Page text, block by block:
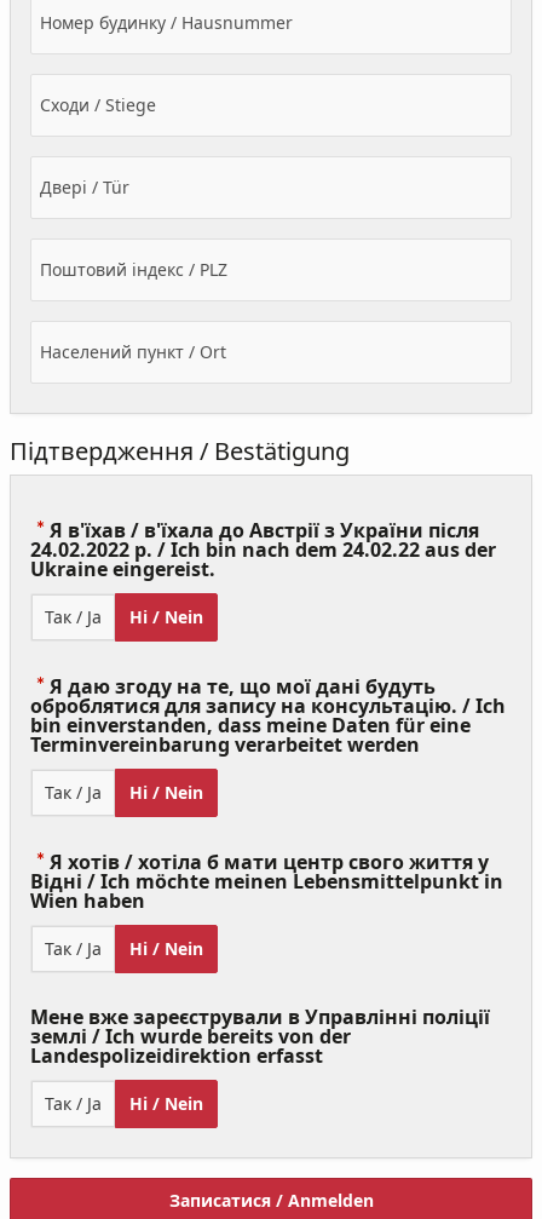
Номер будинку / Hausnummer
Сходи / Stiege
Двері / Tür
Поштовий індекс / PLZ
Населений пункт / Ort
Підтвердження / Bestätigung
Я в'їхав / в'їхала до Австрії з України після
24.02.2022 р. / Ich bin nach dem 24.02.22 aus der
Ukraine eingereist.
Required)
Так / Ja Ні / Nein
Я даю згоду на те, що мої дані будуть
оброблятися для запису на консультацію. / Ich
bin einverstanden, dass meine Daten für eine
Terminvereinbarung verarbeitet werden
Так / Ja Ні / Nein
Я хотів / хотіла б мати центр свого життя у
Відні / Ich möchte meinen Lebensmittelpunkt in
Wien haben
Required)
Так / Ja Ні / Nein
Мене вже зареєстрували в Управлінні поліції
землі / Ich wurde bereits von der
Landespolizeidirektion erfasst
Так / Ja Ні / Nein
Записатися / Anmelden